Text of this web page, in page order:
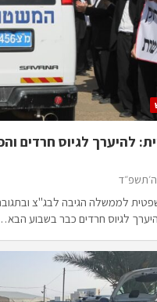
להיערך לגיוס חרדים
ה׳תשפ״ד
לממשלה הגיבה לבג"צ
לגיוס חרדים כבר בשבוע